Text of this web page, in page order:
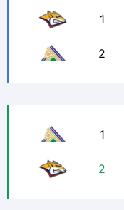
1
2
1
2